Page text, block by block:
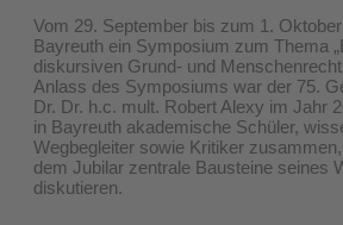
Vom 29. September bis zum 1.
Bayreuth ein Symposium zum Thema
diskursiven Grund- und
Anlass des Symposiums war der 75.
Dr. Dr. h.c. mult. Robert Alexy im Jahr
in Bayreuth akademische Schüler,
Wegbegleiter sowie Kritiker
dem Jubilar zentrale Bausteine seines
diskutieren.